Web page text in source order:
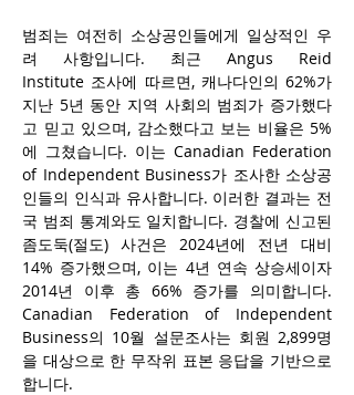
범죄는 여전히 소상공인들에게 일상적인 우
려 사항입니다. 최근 Angus Reid
Institute 조사에 따르면, 캐나다인의 62%가
지난 5년 동안 지역 사회의 범죄가 증가했다
고 믿고 있으며, 감소했다고 보는 비율은 5%
에 그쳤습니다. 이는 Canadian Federation
of Independent Business가 조사한 소상공
인들의 인식과 유사합니다. 이러한 결과는 전
국 범죄 통계와도 일치합니다. 경찰에 신고된
좀도둑(절도) 사건은 2024년에 전년 대비
14% 증가했으며, 이는 4년 연속 상승세이자
2014년 이후 총 66% 증가를 의미합니다.
Canadian Federation of Independent
Business의 10월 설문조사는 회원 2,899명
을 대상으로 한 무작위 표본 응답을 기반으로
합니다.